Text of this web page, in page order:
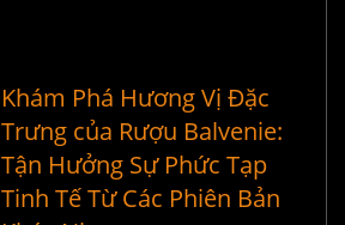
Khám Phá Hương Vị Đặc
Trưng của Rượu Balvenie:
Tận Hưởng Sự Phức Tạp
Tinh Tế Từ Các Phiên Bản